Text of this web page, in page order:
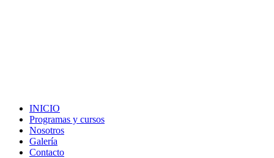
INICIO
Programas y cursos
Nosotros
Galería
Contacto